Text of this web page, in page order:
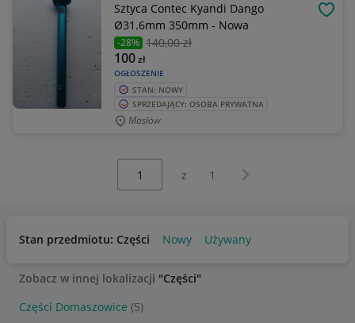
Sztyca Contec Kyandi Dango
Ø31.6mm 350mm - Nowa
-28% 140,00 zł
OGŁOSZENIE
100zł
STAN: NOWY
SPRZEDAJĄCY: OSOBA PRYWATNA
Masłów
z 1 Następna strona
Stan przedmiotu: Części Nowy Używany
Zobacz w innej lokalizacji "Części"
Części Domaszowice (5)